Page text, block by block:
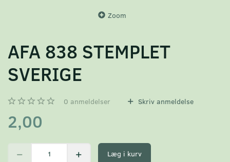
Zoom
AFA 838 STEMPLET
SVERIGE
0 anmeldelser Skriv anmeldelse
2,00
Læg i kurv